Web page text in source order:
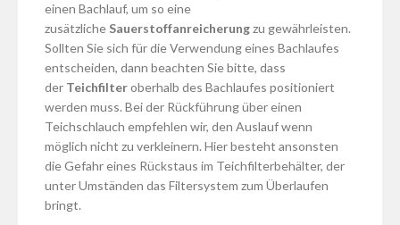
einen Bachlauf, um so eine
zusätzliche Sauerstoffanreicherungzu gewährleisten.
Sollten Sie sich für die Verwendung eines Bachlaufes
entscheiden, dann beachten Sie bitte, dass
der Teichfilteroberhalb des Bachlaufes positioniert
werden muss. Bei der Rückführung über einen
Teichschlauch empfehlen wir, den Auslauf wenn
möglich nicht zu verkleinern. Hier besteht ansonsten
die Gefahr eines Rückstaus im Teichfilterbehälter, der
unter Umständen das Filtersystem zum Überlaufen
bringt.